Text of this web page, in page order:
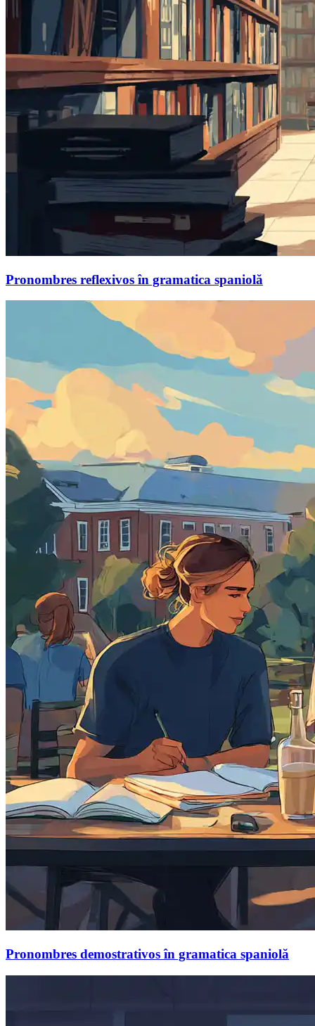
Pronombres reflexivos în gramatica spaniolă
Pronombres demostrativos în gramatica spaniolă